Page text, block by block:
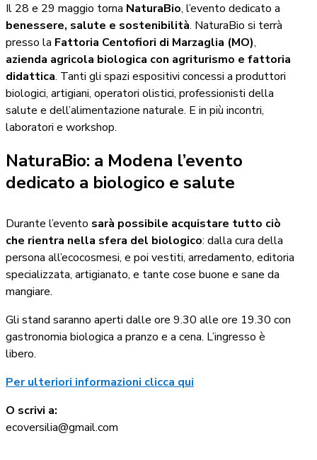
Il 28 e 29 maggio torna NaturaBio, l’evento dedicato a
benessere, salute e sostenibilità. NaturaBio si terrà
presso la Fattoria Centofiori di Marzaglia (MO),
azienda agricola biologica con agriturismo e fattoria
didattica. Tanti gli spazi espositivi concessi a produttori
biologici, artigiani, operatori olistici, professionisti della
salute e dell’alimentazione naturale. E in più incontri,
laboratori e workshop.
NaturaBio: a Modena l’evento
dedicato a biologico e salute
Durante l’evento sarà possibile acquistare tutto ciò
che rientra nella sfera del biologico: dalla cura della
persona all’ecocosmesi, e poi vestiti, arredamento, editoria
specializzata, artigianato, e tante cose buone e sane da
mangiare.
Gli stand saranno aperti dalle ore 9.30 alle ore 19.30 con
gastronomia biologica a pranzo e a cena. L’ingresso è
libero.
Per ulteriori informazioni clicca qui
O scrivi a:
ecoversilia@gmail.com